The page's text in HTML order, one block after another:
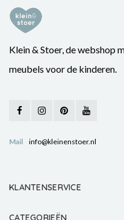
Klein & Stoer, de webshop
meubels voor de kinderen.
Mail info@kleinenstoer.nl
KLANTENSERVICE
CATEGORIEËN